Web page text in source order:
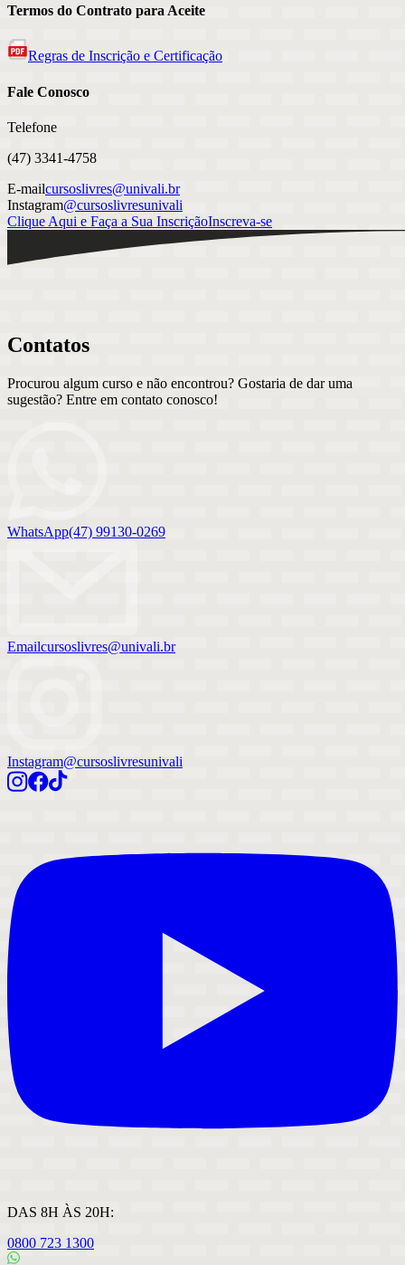
Termos do Contrato para Aceite
Regras de Inscrição e Certificação
Fale Conosco
Telefone
(47) 3341-4758
E-mailcursoslivres@univali.br
Instagram@cursoslivresunivali
Clique Aqui e Faça a Sua InscriçãoInscreva-se
Contatos
Procurou algum curso e não encontrou? Gostaria de dar uma
sugestão? Entre em contato conosco!
WhatsApp(47) 99130-0269
Emailcursoslivres@univali.br
Instagram@cursoslivresunivali
DAS 8H ÀS 20H:
0800 723 1300